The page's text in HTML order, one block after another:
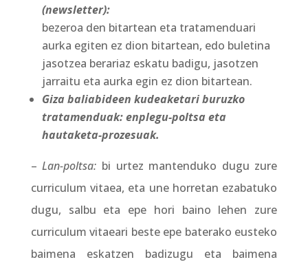
(newsletter):
bezeroa den bitartean eta tratamenduari
aurka egiten ez dion bitartean, edo buletina
jasotzea berariaz eskatu badigu, jasotzen
jarraitu eta aurka egin ez dion bitartean.
Giza baliabideen kudeaketari buruzko
tratamenduak: enplegu-poltsa eta
hautaketa-prozesuak.
–Lan-poltsa: bi urtez mantenduko dugu zure
curriculum vitaea, eta une horretan ezabatuko
dugu, salbu eta epe hori baino lehen zure
curriculum vitaeari beste epe baterako eusteko
baimena eskatzen badizugu eta baimena